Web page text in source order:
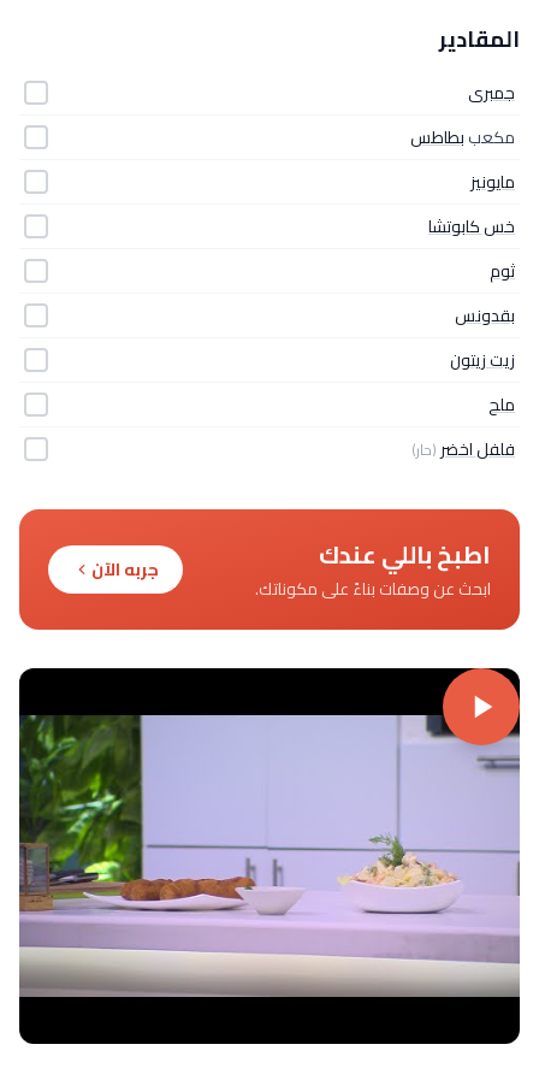
المقادير
جمبرى
مكعببطاطس
مايونيز
خس كابوتشا
ثوم
بقدونس
زيت زيتون
ملح
فلفل اخضر (حار)
اطبخ باللي عندك
ابحث عن وصفات بناءً على مكوناتك.
جربه الآن